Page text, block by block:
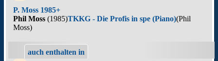
P. Moss 1985+
Phil Moss (1985)TKKG - Die Profis in spe (Piano)(Phil
Moss)
auch enthalten in